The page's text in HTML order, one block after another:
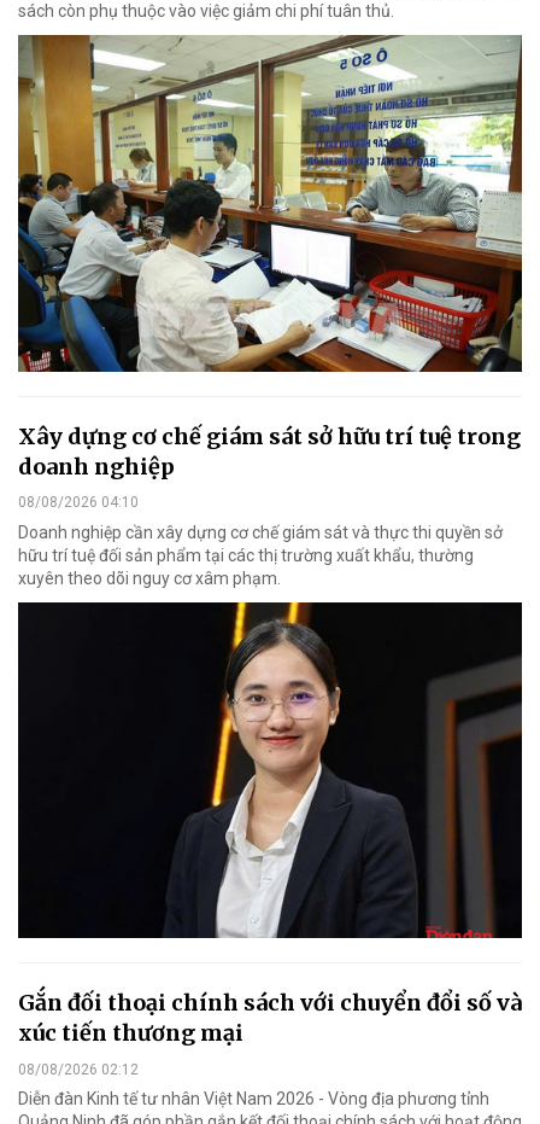
sách còn phụ thuộc vào việc giảm chi phí tuân thủ.
Xây dựng cơ chế giám sát sở hữu trí tuệ trong
doanh nghiệp
08/08/2026 04:10
Doanh nghiệp cần xây dựng cơ chế giám sát và thực thi quyền sở
hữu trí tuệ đối sản phẩm tại các thị trường xuất khẩu, thường
xuyên theo dõi nguy cơ xâm phạm.
Gắn đối thoại chính sách với chuyển đổi số và
xúc tiến thương mại
08/08/2026 02:12
Diễn đàn Kinh tế tư nhân Việt Nam 2026 - Vòng địa phương tỉnh